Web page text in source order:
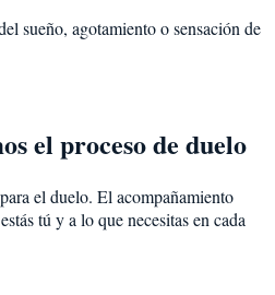
sueño, agotamiento o sensación de
el proceso de duelo
el duelo. El acompañamiento
tú y a lo que necesitas en cada